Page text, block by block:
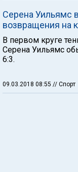
Серена Уильямс
возвращения на
В первом круге
Серена Уильямс
6:3.
09.03.2018 08:55 // Спорт